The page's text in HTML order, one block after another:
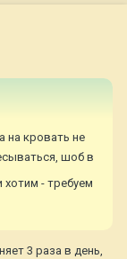
на кровать не
шоб в
- требуем
3 раза в день,